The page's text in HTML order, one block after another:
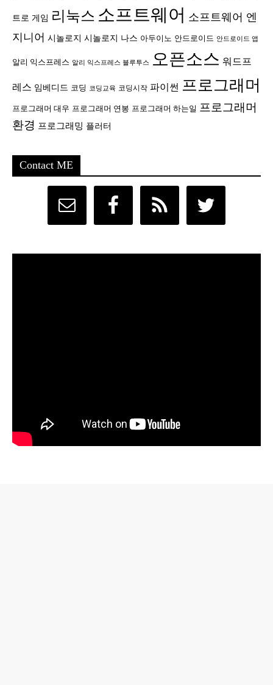
트로 게임 리눅스 소프트웨어 소프트웨어 엔
지니어 시놀로지 시놀로지 나스 아두이노 안드로이드 안드로이드 앱
알리 익스프레스 알리 익스프레스 블루투스 오픈소스 워드프
레스 임베디드 코딩 코딩교육 코딩시작 파이썬 프로그래머
프로그래머 대우 프로그래머 연봉 프로그래머 하는일 프로그래머
환경 프로그래밍 플러터
Contact ME